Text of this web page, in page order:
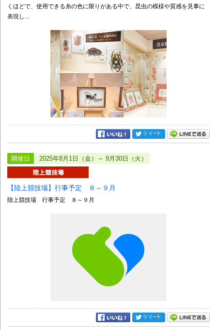
くほどで、使用できる糸の色に限りがある中で、昆虫の模様や質感を見事に
表現し...
開催日 2025年8月1日（金）～ 9月30日（火）
【陸上競技場】行事予定 ８～９月
陸上競技場 行事予定 ８～９月